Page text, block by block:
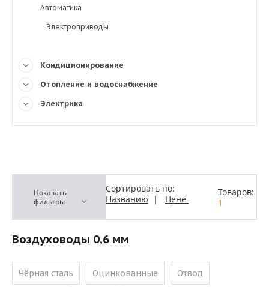
Автоматика
Электроприводы
Кондиционирование
Отопление и водоснабжение
Электрика
Показать
фильтры
Сортировать по:
Названию | Цене
Товаров:
1
Воздуховоды 0,6 мм
Чёрная сталь Оцинкованные Отвод